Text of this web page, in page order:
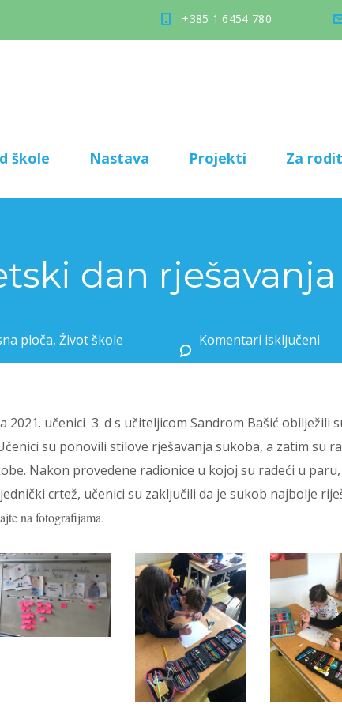
+385 1 6454 780
škole Nastava Projekti Za
dan
ploča, Život škole Komentari isključeni
2021. učenici 3. d s učiteljicom Sandrom Bašić obilježili
su ponovili stilove rješavanja sukoba, a zatim su
Nakon provedene radionice u kojoj su radeći u
crtež, učenici su zaključili da je sukob najbolje
na fotografijama.